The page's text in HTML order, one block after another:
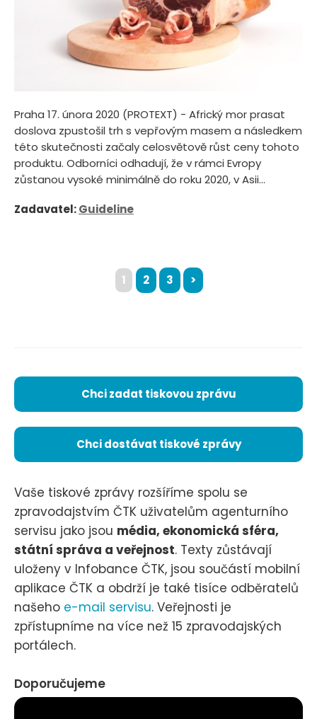
Praha 17. února 2020 (PROTEXT) - Africký mor prasat
doslova zpustošil trh s vepřovým masem a následkem
této skutečnosti začaly celosvětově růst ceny tohoto
produktu. Odborníci odhadují, že v rámci Evropy
zůstanou vysoké minimálně do roku 2020, v Asii...
Zadavatel:Guideline
1 2 3 >
Chci zadat tiskovou zprávu
Chci dostávat tiskové zprávy
Vaše tiskové zprávy rozšíříme spolu se
zpravodajstvím ČTK uživatelům agenturního
servisu jako jsou média, ekonomická sféra,
státní správa a veřejnost. Texty zůstávají
uloženy v Infobance ČTK, jsou součástí mobilní
aplikace ČTK a obdrží je také tisíce odběratelů
našeho e-mail servisu. Veřejnosti je
zpřístupníme na více než 15 zpravodajských
portálech.
Doporučujeme